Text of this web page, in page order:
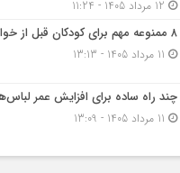
۸ ممنوعه مهم برای کودکان قبل از خواب
چند راه ساده برای افزایش عمر